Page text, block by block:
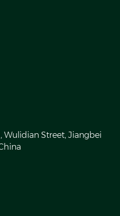
Wulidian Street, Jiangbei